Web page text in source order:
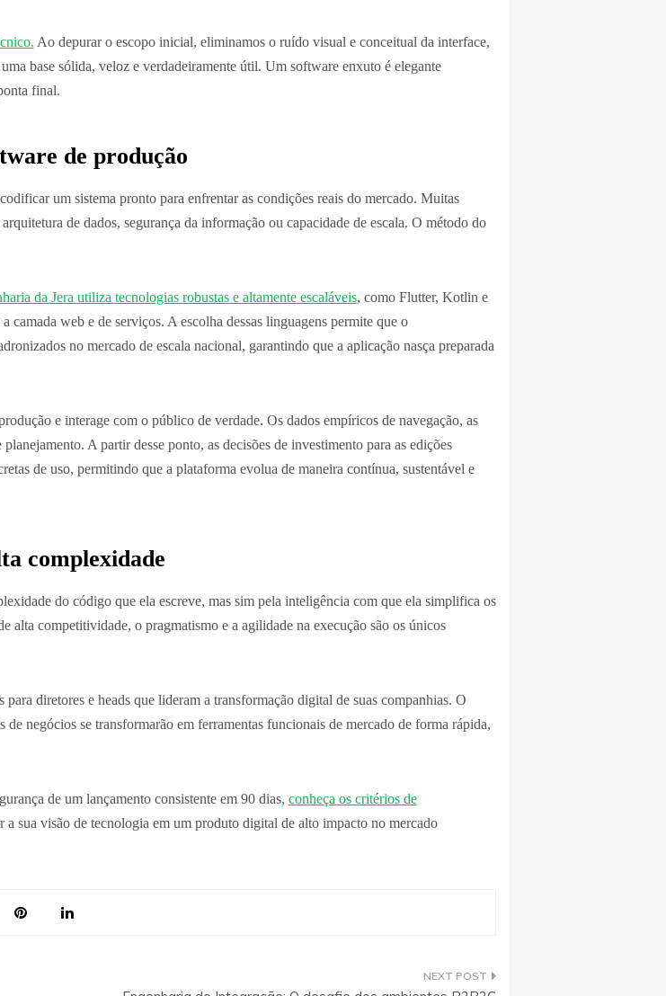
Ao depurar o escopo inicial, eliminamos o ruído visual e conceitual da interface,
base sólida, veloz e verdadeiramente útil. Um software enxuto é elegante
final.
de produção
um sistema pronto para enfrentar as condições reais do mercado. Muitas
de dados, segurança da informação ou capacidade de escala. O método do
da Jera utiliza tecnologias robustas e altamente escaláveis, como Flutter, Kotlin e
web e de serviços. A escolha dessas linguagens permite que o
no mercado de escala nacional, garantindo que a aplicação nasça preparada
e interage com o público de verdade. Os dados empíricos de navegação, as
A partir desse ponto, as decisões de investimento para as edições
de uso, permitindo que a plataforma evolua de maneira contínua, sustentável e
complexidade
do código que ela escreve, mas sim pela inteligência com que ela simplifica os
alta competitividade, o pragmatismo e a agilidade na execução são os únicos
diretores e heads que lideram a transformação digital de suas companhias. O
negócios se transformarão em ferramentas funcionais de mercado de forma rápida,
de um lançamento consistente em 90 dias, conheça os critérios de
a sua visão de tecnologia em um produto digital de alto impacto no mercado